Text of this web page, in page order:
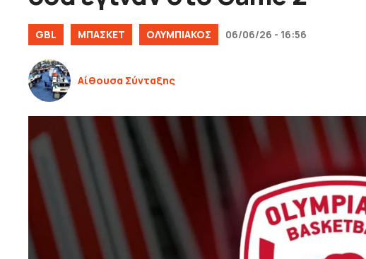
GBL ΜΠΑΣΚΕΤ ΟΛΥΜΠΙΑΚΟΣ 06/06/26 - 16:56
Αίθουσα Σύνταξης